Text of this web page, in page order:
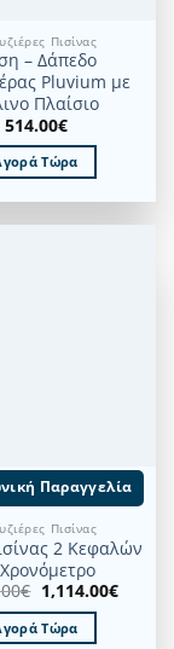
Πισίνας
– Δάπεδο
Pluvium με
Πλαίσιο
514.00€
Τώρα
Παραγγελία
Πισίνας
2 Κεφαλών
€ Original
price
was:
1,205.00€.
1,114.00€Η
Τώρα